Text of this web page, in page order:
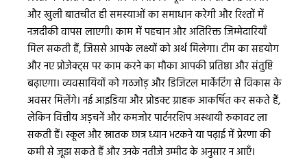
और खुली बातचीत ही समस्याओं का समाधान करेगी और रिश्तों में
नजदीकी वापस लाएगी। काम में पहचान और अतिरिक्त जिम्मेदारियाँ
मिल सकती हैं, जिससे आपके लक्ष्यों को अर्थ मिलेगा। टीम का सहयोग
और नए प्रोजेक्ट्स पर काम करने का मौका आपकी प्रतिष्ठा और संतुष्टि
बढ़ाएगा। व्यवसायियों को गठजोड़ और डिजिटल मार्केटिंग से विकास के
अवसर मिलेंगे। नई आइडिया और प्रोडक्ट ग्राहक आकर्षित कर सकते हैं,
लेकिन वित्तीय अड़चनें और कमजोर पार्टनरशिप अस्थायी रुकावट ला
सकती हैं। स्कूल और स्नातक छात्र ध्यान भटकने या पढ़ाई में प्रेरणा की
कमी से जूझ सकते हैं और उनके नतीजे उम्मीद के अनुसार न आएँ।